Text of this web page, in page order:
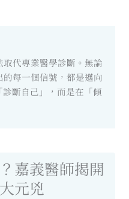
代專業醫學診斷。無論
每一個信號，都是邁向
斷自己」，而是在「傾
嘉義醫師揭開
元兇